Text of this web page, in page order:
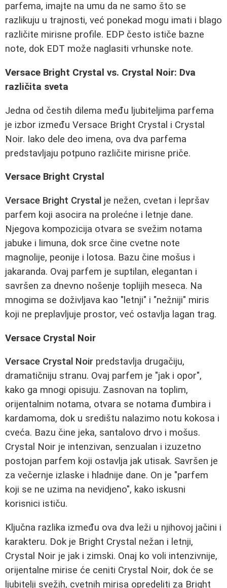
parfema, imajte na umu da ne samo što se
razlikuju u trajnosti, već ponekad mogu imati i blago
različite mirisne profile. EDP često ističe bazne
note, dok EDT može naglasiti vrhunske note.
Versace Bright Crystal vs. Crystal Noir: Dva
različita sveta
Jedna od čestih dilema među ljubiteljima parfema
je izbor između Versace Bright Crystal i Crystal
Noir. Iako dele deo imena, ova dva parfema
predstavljaju potpuno različite mirisne priče.
Versace Bright Crystal
Versace Bright Crystal je nežen, cvetan i lepršav
parfem koji asocira na prolećne i letnje dane.
Njegova kompozicija otvara se svežim notama
jabuke i limuna, dok srce čine cvetne note
magnolije, peonije i lotosa. Bazu čine mošus i
jakaranda. Ovaj parfem je suptilan, elegantan i
savršen za dnevno nošenje toplijih meseca. Na
mnogima se doživljava kao "letnji" i "nežniji" miris
koji ne preplavljuje prostor, već ostavlja lagan trag.
Versace Crystal Noir
Versace Crystal Noir predstavlja drugačiju,
dramatičniju stranu. Ovaj parfem je "jak i opor",
kako ga mnogi opisuju. Zasnovan na toplim,
orijentalnim notama, otvara se notama đumbira i
kardamoma, dok u središtu nalazimo notu kokosa i
cveća. Bazu čine jeka, santalovo drvo i mošus.
Crystal Noir je intenzivan, senzualan i izuzetno
postojan parfem koji ostavlja jak utisak. Savršen je
za večernje izlaske i hladnije dane. On je "parfem
koji se ne uzima na nevidjeno", kako iskusni
korisnici ističu.
Ključna razlika između ova dva leži u njihovoj jačini i
karakteru. Dok je Bright Crystal nežan i letnji,
Crystal Noir je jak i zimski. Onaj ko voli intenzivnije,
orijentalne mirise će ceniti Crystal Noir, dok će se
ljubitelji svežih, cvetnih mirisa opredeliti za Bright